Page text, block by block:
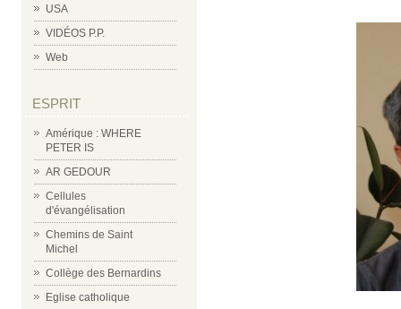
USA
VIDÉOS P.P.
Web
ESPRIT
Amérique : WHERE
PETER IS
AR GEDOUR
Cellules
d'évangélisation
Chemins de Saint
Michel
Collège des Bernardins
Eglise catholique